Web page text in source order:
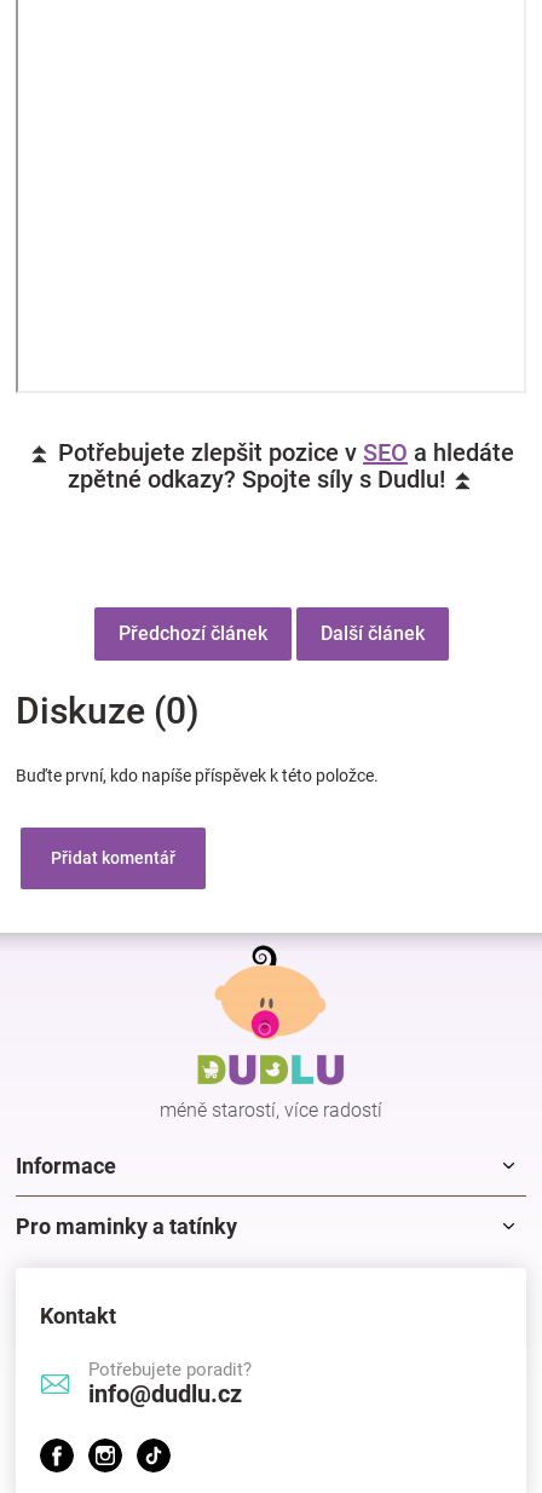
⏫ Potřebujete zlepšit pozice v SEO a hledáte
zpětné odkazy? Spojte síly s Dudlu! ⏫
Předchozí článek Další článek
Diskuze (0)
Buďte první, kdo napíše příspěvek k této položce.
Přidat komentář
Z
méně starostí, více radostí
Informace
Pro maminky a tatínky
Kontakt
Potřebujete poradit?
info@dudlu.cz